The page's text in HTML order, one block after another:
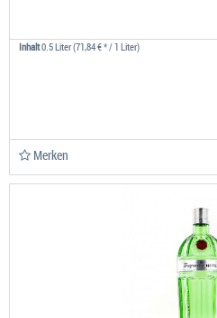
Inhalt0.5 Liter(71,84 € * / 1 Liter)
Merken